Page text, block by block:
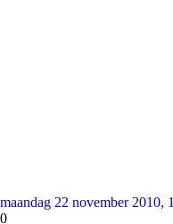
maandag 22 november 2010,
0